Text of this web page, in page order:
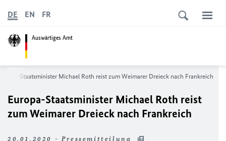
Auswärtiges Amt
DE EN FR
Staatsminister Michael Roth reist zum Weimarer Dreieck nach Frankreich
Europa-Staatsminister Michael Roth reist
zum Weimarer Dreieck nach Frankreich
20.01.2020 - Pressemitteilung